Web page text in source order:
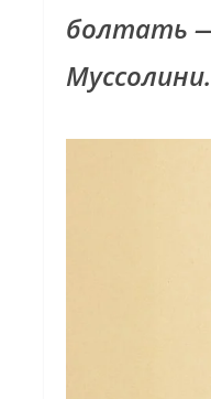
болтать
Муссолини.